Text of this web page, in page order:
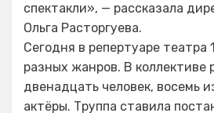
спектакли», — рассказала
Ольга Расторгуева.
Сегодня в репертуаре театра
разных жанров. В коллективе
двенадцать человек, восемь
актёры. Труппа ставила